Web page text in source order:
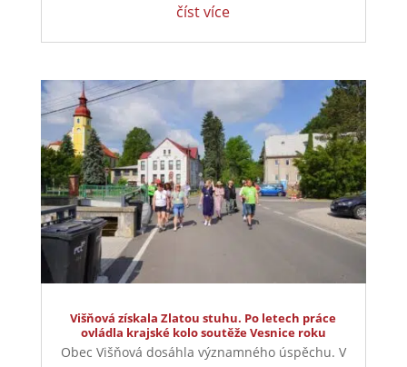
číst více
Višňová získala Zlatou stuhu. Po letech práce
ovládla krajské kolo soutěže Vesnice roku
Obec Višňová dosáhla významného úspěchu. V